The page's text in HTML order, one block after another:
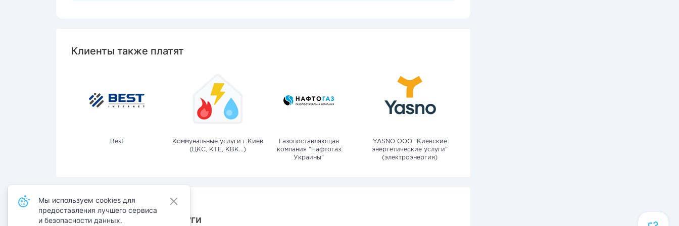
Клиенты также платят
Best
Коммунальные услуги г.Киев
(ЦКС, КТЕ, КВК...)
Газопоставляющая
компания "Нафтогаз
Украины"
YASNO OOO "Киевские
энергетические услуги"
(электроэнергия)
Также оплачивают услуги
Мы используем cookies для
предоставления лучшего сервиса
и безопасности данных.